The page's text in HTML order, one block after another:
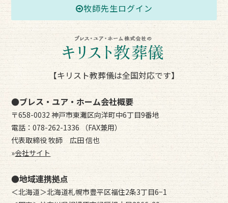
牧師先生ログイン
【キリスト教葬儀は全国対応です】
●ブレス・ユア・ホーム会社概要
〒658-0032 神戸市東灘区向洋町中6丁目9番地
電話：078-262-1336 （FAX兼用）
代表取締役 牧師 広田 信也
»会社サイト
●地域連携拠点
＜北海道＞北海道札幌市豊平区福住2条3丁目6−1